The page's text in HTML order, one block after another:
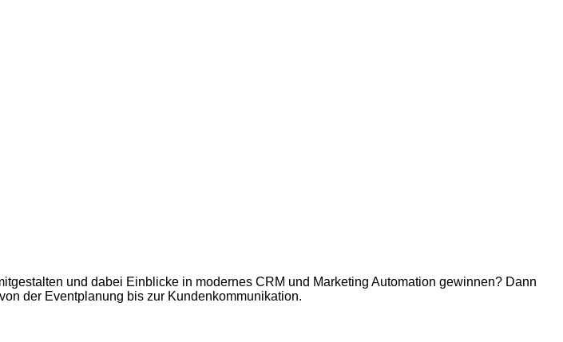
und dabei Einblicke in modernes CRM und Marketing Automation gewinnen? Dann
der Eventplanung bis zur Kundenkommunikation.